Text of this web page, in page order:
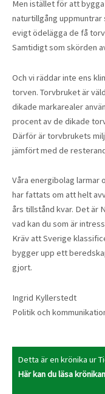
Men istället för att
naturtillgång
evigt ödelägga de få
Samtidigt som skörden
Och vi räddar inte ens
torven. Torvbruket är
dikade markarealer
procent av de dikade
Därför är torvbrukets
jämfört med de
Våra energibolag larmar
har fattats om att helt
års tillstånd kvar. Det är
vad kan du som är
Kräv att Sverige
bygger upp ett
gjort.
Ingrid Kyllerstedt
Politik och
Detta är en krönika ur
Här kan du läsa